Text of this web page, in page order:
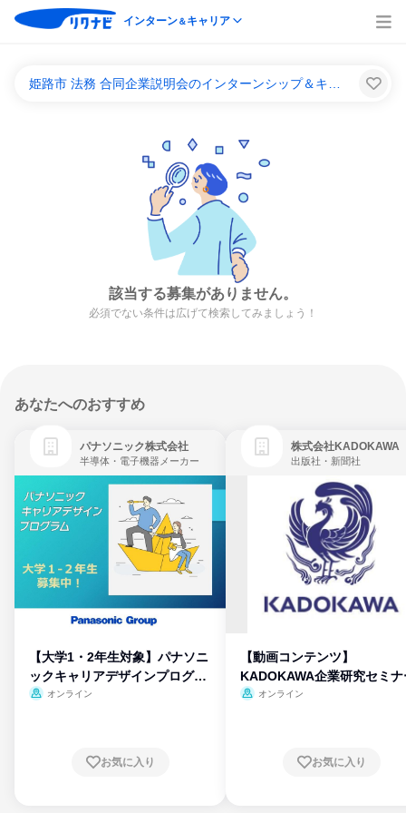
インターン＆キャリア
該当する募集がありません。
必須でない条件は広げて検索してみましょう！
あなたへのおすすめ
パナソニック株式会社
半導体・電子機器メーカー
【大学1・2年生対象】パナソニ
ックキャリアデザインプログラ
ム
オンライン
お気に入り
株式会社KADOKAWA
出版社・新聞社
【動画コンテンツ】
KADOKAWA企業研究セミナ
オンライン
お気に入り